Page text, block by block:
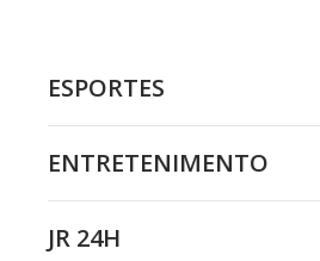
ESPORTES
ENTRETENIMENTO
JR 24H